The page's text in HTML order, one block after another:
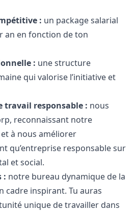
: un package salarial
an en fonction de ton
: une structure
qui valorise l’initiative et
travail responsable : nous
reconnaissant notre
à nous améliorer
qu’entreprise responsable sur
et social.
: notre bureau dynamique de la
cadre inspirant. Tu auras
unique de travailler dans